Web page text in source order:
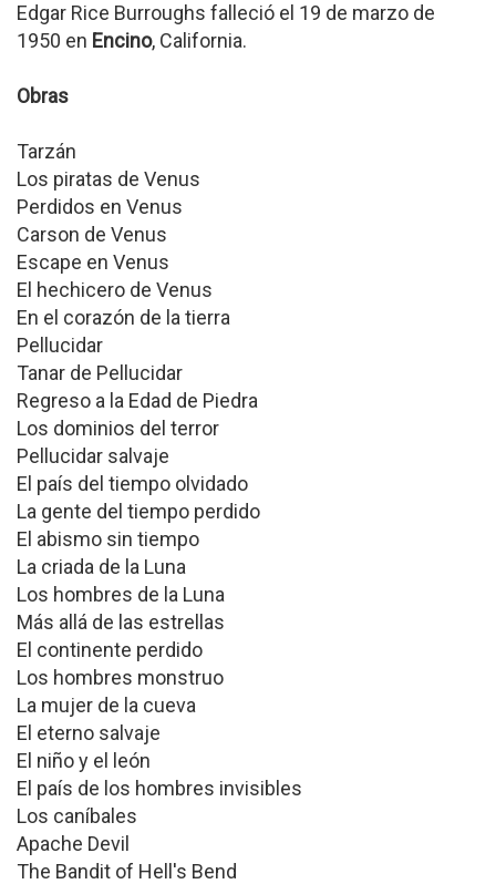
Edgar Rice Burroughs falleció el 19 de marzo de
1950 en Encino, California.
Obras
Tarzán
Los piratas de Venus
Perdidos en Venus
Carson de Venus
Escape en Venus
El hechicero de Venus
En el corazón de la tierra
Pellucidar
Tanar de Pellucidar
Regreso a la Edad de Piedra
Los dominios del terror
Pellucidar salvaje
El país del tiempo olvidado
La gente del tiempo perdido
El abismo sin tiempo
La criada de la Luna
Los hombres de la Luna
Más allá de las estrellas
El continente perdido
Los hombres monstruo
La mujer de la cueva
El eterno salvaje
El niño y el león
El país de los hombres invisibles
Los caníbales
Apache Devil
The Bandit of Hell's Bend